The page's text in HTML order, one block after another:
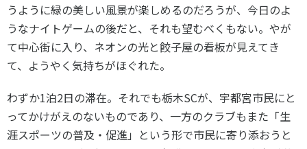
うように緑の美しい風景が楽しめるのだろうが、今日のよ
うなナイトゲームの後だと、それも望むべくもない。やが
て中心街に入り、ネオンの光と餃子屋の看板が見えてき
て、ようやく気持ちがほぐれた。
わずか1泊2日の滞在。それでも栃木SCが、宇都宮市民にと
ってかけがえのないものであり、一方のクラブもまた「生
涯スポーツの普及・促進」という形で市民に寄り添おうと